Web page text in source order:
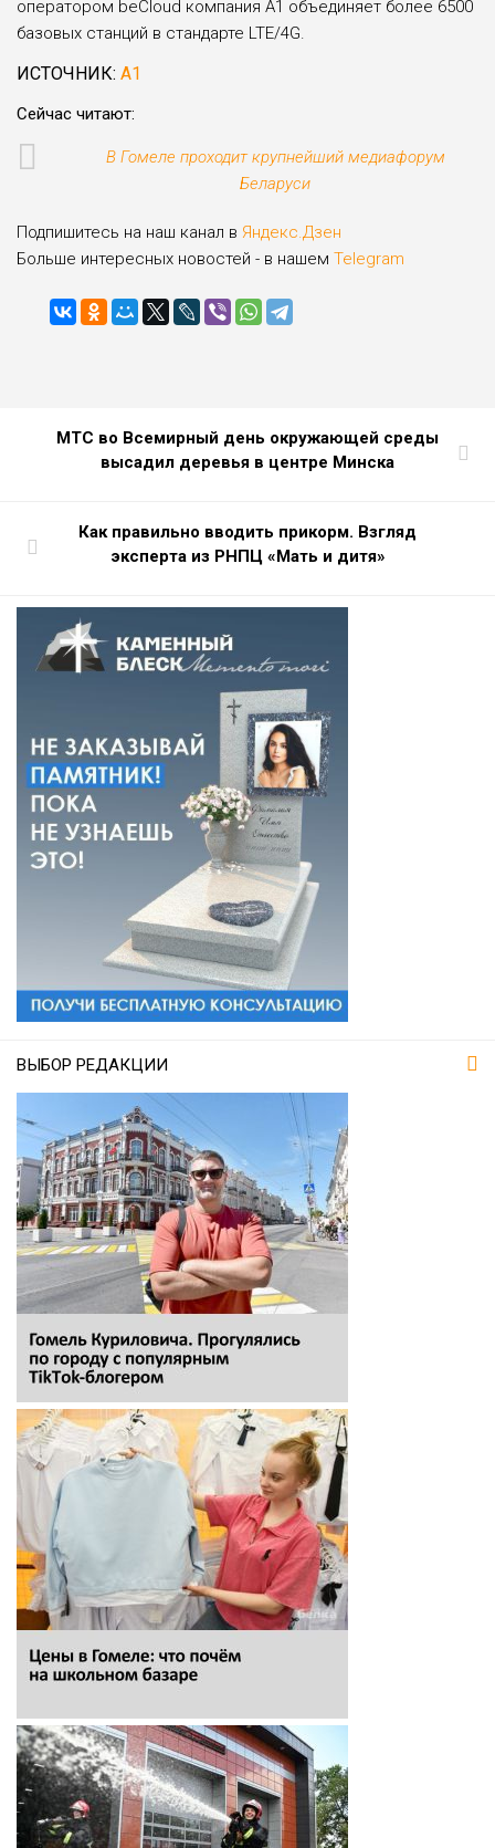
оператором beСloud компания А1 объединяет более 6500
базовых станций в стандарте LTE/4G.
ИСТОЧНИК: А1
Сейчас читают:
В Гомеле проходит крупнейший медиафорум
Беларуси
Подпишитесь на наш канал в Яндекс.Дзен
Больше интересных новостей - в нашем Telegram
МТС во Всемирный день окружающей среды
высадил деревья в центре Минска
Как правильно вводить прикорм. Взгляд
эксперта из РНПЦ «Мать и дитя»
ВЫБОР РЕДАКЦИИ